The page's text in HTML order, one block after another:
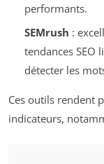
performants.
SEMrush :
tendances SEO
détecter les
Ces outils rendent
indicateurs,